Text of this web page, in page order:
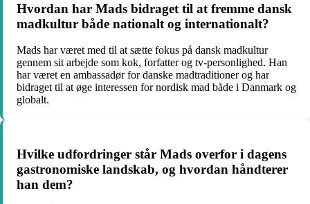
Hvordan har Mads bidraget til at fremme dansk
madkultur både nationalt og internationalt?
Mads har været med til at sætte fokus på dansk madkultur
gennem sit arbejde som kok, forfatter og tv-personlighed. Han
har været en ambassadør for danske madtraditioner og har
bidraget til at øge interessen for nordisk mad både i Danmark og
globalt.
Hvilke udfordringer står Mads overfor i dagens
gastronomiske landskab, og hvordan håndterer
han dem?